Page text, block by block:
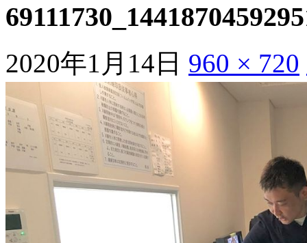
2020年1月14日 960 × 720